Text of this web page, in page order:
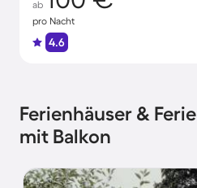
ab
pro Nacht
4.6
Ferienhäuser &
mit Balkon